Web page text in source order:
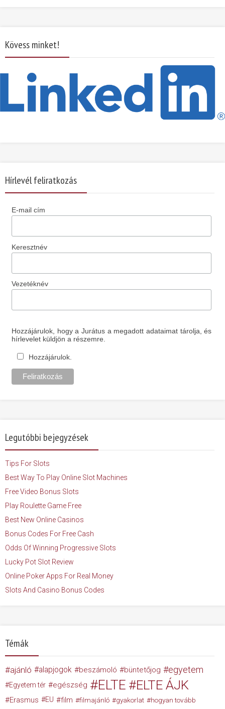
Kövess minket!
Hírlevél feliratkozás
E-mail cím
Keresztnév
Vezetéknév
Hozzájárulok, hogy a Jurátus a megadott adataimat tárolja, és
hírlevelet küldjön a részemre.
Hozzájárulok.
Legutóbbi bejegyzések
Tips For Slots
Best Way To Play Online Slot Machines
Free Video Bonus Slots
Play Roulette Game Free
Best New Online Casinos
Bonus Codes For Free Cash
Odds Of Winning Progressive Slots
Lucky Pot Slot Review
Online Poker Apps For Real Money
Slots And Casino Bonus Codes
Témák
ajánló alapjogok beszámoló büntetőjog egyetem
Egyetem tér egészség ELTE ELTE ÁJK
Erasmus EU film filmajánló gyakorlat hogyan tovább